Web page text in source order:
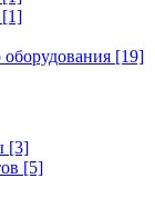
[1]
оборудования [19]
[3]
[5]